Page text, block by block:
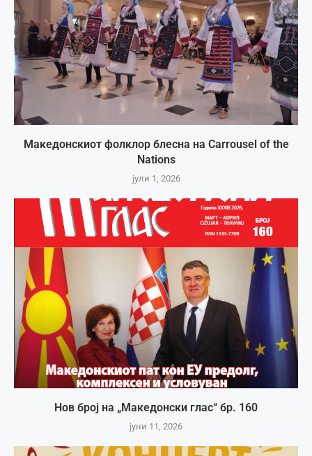
Македонскиот фолклор блесна на Carrousel of the
Nations
јули 1, 2026
Нов број на „Македонски глас“ бр. 160
јуни 11, 2026